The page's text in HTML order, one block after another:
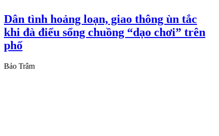
Dân tình hoảng loạn, giao thông ùn tắc
khi đà điểu sổng chuồng “dạo chơi” trên
phố
Bảo Trâm